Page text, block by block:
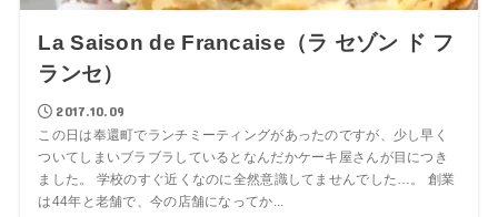
La Saison de Francaise（ラ セゾン ド フ
ランセ）
2017.10.09
この日は奉還町でランチミーティングがあったのですが、少し早く
ついてしまいブラブラしているとなんだかケーキ屋さんが目につき
ました。 学校のすぐ近くなのに全然意識してませんでした…。 創業
は44年と老舗で、今の店舗になってか...